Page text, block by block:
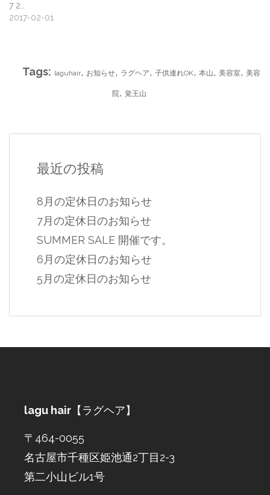
7 2…
2017-02-01
Tags: laguhair, お知らせ, ラグヘア, 子供連れOK, 本山, 美容室, 美容
院, 覚王山
最近の投稿
8月の定休日のお知らせ
7月の定休日のお知らせ
SUMMER SALE 開催です。
6月の定休日のお知らせ
5月の定休日のお知らせ
lagu hair 【ラグヘア】
〒464-0055
名古屋市千種区姫池通2丁目2-3
第二小山ビル1号